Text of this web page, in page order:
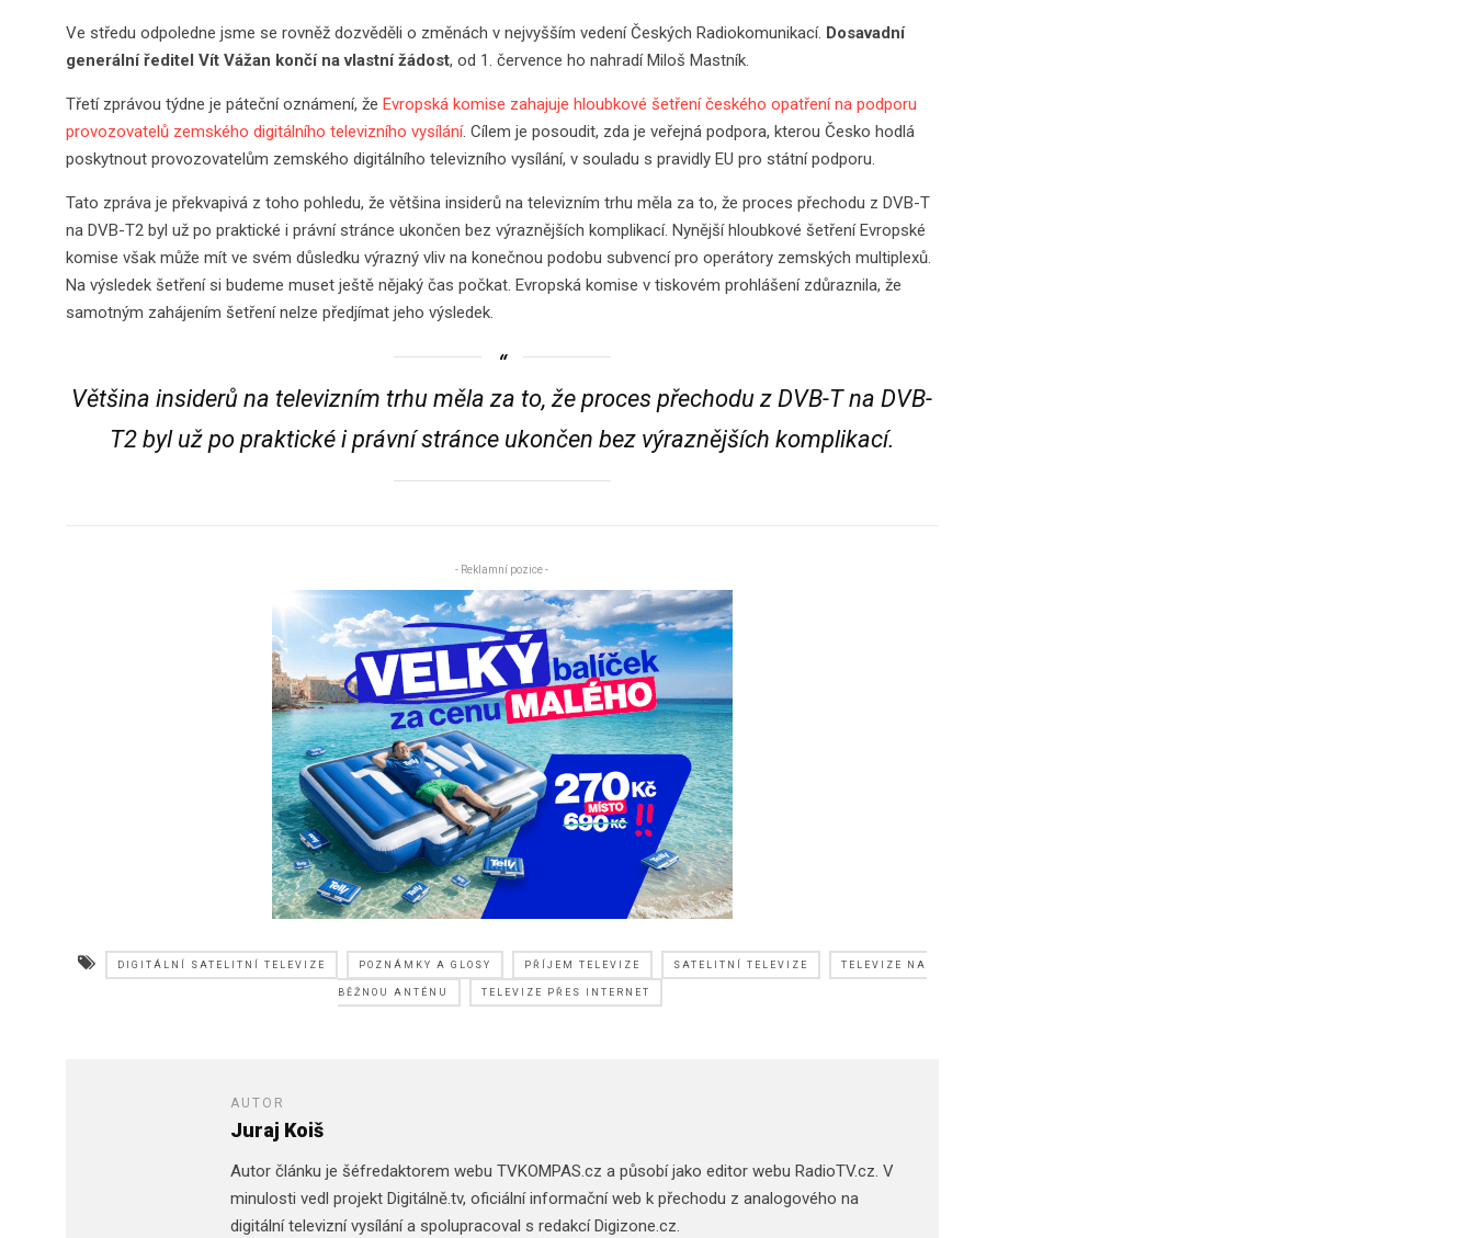
Ve středu odpoledne jsme se rovněž dozvěděli o změnách v nejvyšším vedení Českých Radiokomunikací. Dosavadní
generální ředitel Vít Vážan končí na vlastní žádost, od 1. července ho nahradí Miloš Mastník.
Třetí zprávou týdne je páteční oznámení, že Evropská komise zahajuje hloubkové šetření českého opatření na podporu
provozovatelů zemského digitálního televizního vysílání. Cílem je posoudit, zda je veřejná podpora, kterou Česko hodlá
poskytnout provozovatelům zemského digitálního televizního vysílání, v souladu s pravidly EU pro státní podporu.
Tato zpráva je překvapivá z toho pohledu, že většina insiderů na televizním trhu měla za to, že proces přechodu z DVB-T
na DVB-T2 byl už po praktické i právní stránce ukončen bez výraznějších komplikací. Nynější hloubkové šetření Evropské
komise však může mít ve svém důsledku výrazný vliv na konečnou podobu subvencí pro operátory zemských multiplexů.
Na výsledek šetření si budeme muset ještě nějaký čas počkat. Evropská komise v tiskovém prohlášení zdůraznila, že
samotným zahájením šetření nelze předjímat jeho výsledek.
Většina insiderů na televizním trhu měla za to, že proces přechodu z DVB-T na DVB-
T2 byl už po praktické i právní stránce ukončen bez výraznějších komplikací.
- Reklamní pozice -
DIGITÁLNÍ SATELITNÍ TELEVIZE POZNÁMKY A GLOSY PŘÍJEM TELEVIZE SATELITNÍ TELEVIZE TELEVIZE NA
BĚŽNOU ANTÉNU TELEVIZE PŘES INTERNET
AUTOR
Juraj Koiš
Autor článku je šéfredaktorem webu TVKOMPAS.cz a působí jako editor webu RadioTV.cz. V
minulosti vedl projekt Digitálně.tv, oficiální informační web k přechodu z analogového na
digitální televizní vysílání a spolupracoval s redakcí Digizone.cz.